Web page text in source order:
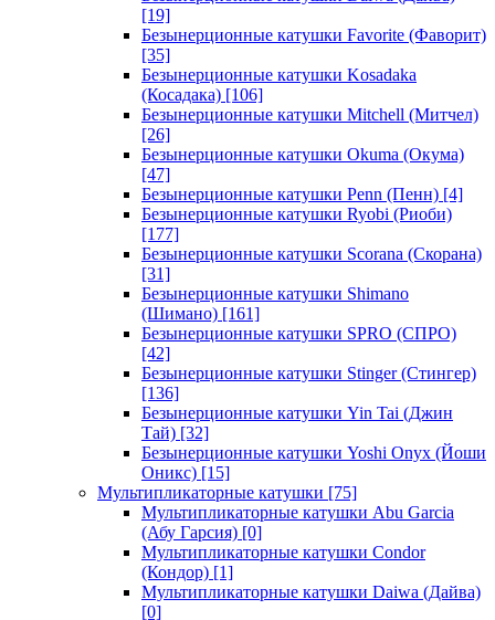
[19]
Безынерционные катушки Favorite (Фаворит)
[35]
Безынерционные катушки Kosadaka
(Косадака) [106]
Безынерционные катушки Mitchell (Митчел)
[26]
Безынерционные катушки Okuma (Окума)
[47]
Безынерционные катушки Penn (Пенн) [4]
Безынерционные катушки Ryobi (Риоби)
[177]
Безынерционные катушки Scorana (Скорана)
[31]
Безынерционные катушки Shimano
(Шимано) [161]
Безынерционные катушки SPRO (СПРО)
[42]
Безынерционные катушки Stinger (Стингер)
[136]
Безынерционные катушки Yin Tai (Джин
Тай) [32]
Безынерционные катушки Yoshi Onyx (Йоши
Оникс) [15]
Мультипликаторные катушки [75]
Мультипликаторные катушки Abu Garcia
(Абу Гарсия) [0]
Мультипликаторные катушки Condor
(Кондор) [1]
Мультипликаторные катушки Daiwa (Дайва)
[0]